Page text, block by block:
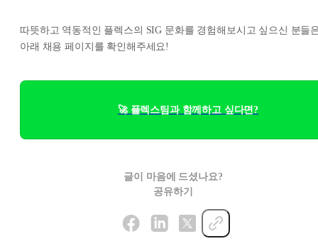
따뜻하고 역동적인 플렉스의 SIG 문화를 경험해보시고 싶으신 분들
아래 채용 페이지를 확인해주세요!
🚀 플렉스팀과 함께하고 싶다면?
글이 마음에 드셨나요?
공유하기